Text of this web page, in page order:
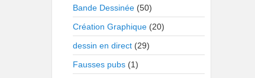
Bande Dessinée (50)
Création Graphique (20)
dessin en direct (29)
Fausses pubs (1)